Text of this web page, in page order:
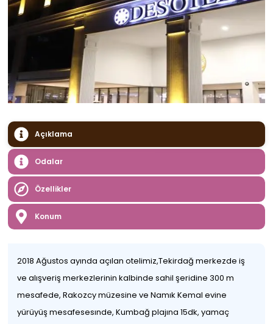
Açıklama
Odalar
Özellikler
Konum
2018 Ağustos ayında açılan otelimiz,Tekirdağ merkezde iş
ve alışveriş merkezlerinin kalbinde sahil şeridine 300 m
mesafede, Rakozcy müzesine ve Namık Kemal evine
yürüyüş mesafesesınde, Kumbağ plajına 15dk, yamaç